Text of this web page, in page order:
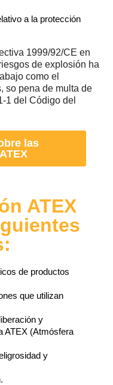
a la protección
1999/92/CE en
de explosión ha
como el
so pena de multa de
1 del Código del
las
ATEX
de productos
que utilizan
y
ATEX (Atmósfera
y